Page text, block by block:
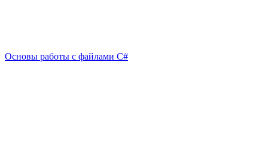
Основы работы с файлами C#